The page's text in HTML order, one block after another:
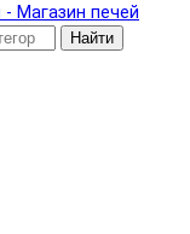
Найти